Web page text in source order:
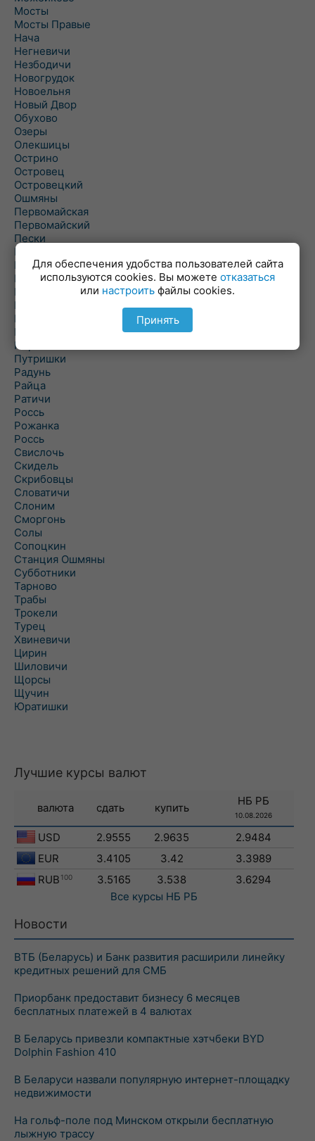
Мосты
Мосты Правые
Нача
Негневичи
Незбодичи
Новогрудок
Новоельня
Новый Двор
Обухово
Озеры
Олекшицы
Острино
Островец
Островецкий
Ошмяны
Первомайская
Первомайский
Пески
Петревичи
Погородно
Пограничный
Подлабенье
Подольцы
Подороск
Поречье
Порозово
Путришки
Радунь
Райца
Ратичи
Роcсь
Рожанка
Россь
Свислочь
Скидель
Скрибовцы
Словатичи
Слоним
Сморгонь
Солы
Сопоцкин
Станция Ошмяны
Субботники
Тарново
Трабы
Трокели
Турец
Хвиневичи
Цирин
Шиловичи
Щорсы
Щучин
Юратишки
Лучшие курсы валют
валюта сдать купить
НБ РБ
10.08.2026
USD 2.9555 2.9635
2.9484
EUR
3.4105 3.42
3.3989
RUB 100 3.5165 3.538
3.6294
Все курсы НБ РБ
Новости
ВТБ (Беларусь) и Банк развития расширили линейку
кредитных решений для СМБ
Приорбанк предоставит бизнесу 6 месяцев
бесплатных платежей в 4 валютах
В Беларусь привезли компактные хэтчбеки BYD
Dolphin Fashion 410
В Беларуси назвали популярную интернет-площадку
недвижимости
На гольф-поле под Минском открыли бесплатную
лыжную трассу
Для обеспечения удобства пользователей сайта
используются cookies. Вы можете отказаться
или настроить файлы cookies.
Принять